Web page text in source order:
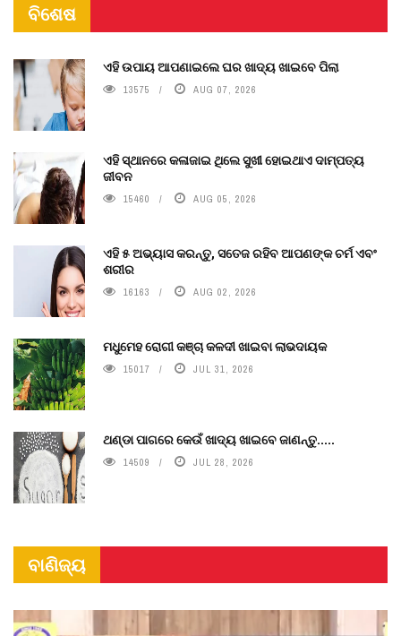
ବିଶେଷ
ଏହି ଉପାୟ ଆପଣାଇଲେ ଘର ଖାଦ୍ୟ ଖାଇବେ ପିଲା
13575 AUG 07, 2026
ଏହି ସ୍ଥାନରେ କଳାଜାଇ ଥିଲେ ସୁଖୀ ହୋଇଥାଏ ଦାମ୍ପତ୍ୟ
ଜୀବନ
15460 AUG 05, 2026
ଏହି ୫ ଅଭ୍ୟାସ କରନ୍ତୁ, ସତେଜ ରହିବ ଆପଣଙ୍କ ଚର୍ମ ଏବଂ
ଶରୀର
16163 AUG 02, 2026
ମଧୁମେହ ରୋଗୀ କଞ୍ଚା କଳଦୀ ଖାଇବା ଲାଭଦାୟକ
15017 JUL 31, 2026
ଥଣ୍ଡା ପାଗରେ କେଉଁ ଖାଦ୍ୟ ଖାଇବେ ଜାଣନ୍ତୁ.....
14509 JUL 28, 2026
ବାଣିଜ୍ୟ